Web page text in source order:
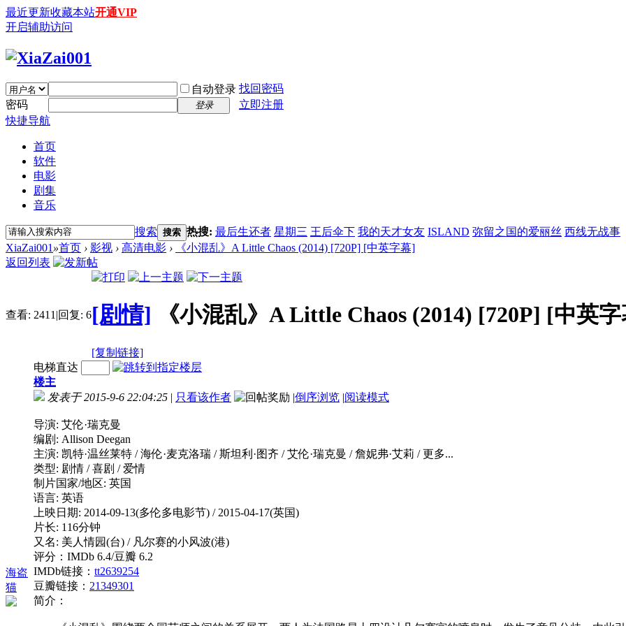
最近更新收藏本站开通VIP
开启辅助访问
自动登录 找回密码
密码
登录
立即注册
快捷导航
首页
软件
电影
剧集
音乐
搜索 搜索 热搜: 最后生还者 星期三 王后伞下 我的天才女友 ISLAND 弥留之国的爱丽丝 西线无战事
XiaZai001 »首页 › 影视 › 高清电影 ›
《小混乱》A Little Chaos (2014) [720P] [中英字幕]
返回列表
查看: 2411 |回复: 6[剧情] 《小混乱》A Little Chaos (2014) [720P] [中英
[复制链接]
海盗
猫
电梯直达
楼主
发表于 2015-9-6 22:04:25 | 只看该作者 |倒序浏览 |阅读模式
导演: 艾伦·瑞克曼
编剧: Allison Deegan
主演: 凯特·温丝莱特 / 海伦·麦克洛瑞 / 斯坦利·图齐 / 艾伦·瑞克曼 / 詹妮弗·艾莉 / 更多...
类型: 剧情 / 喜剧 / 爱情
制片国家/地区: 英国
语言: 英语
上映日期: 2014-09-13(多伦多电影节) / 2015-04-17(英国)
片长: 116分钟
又名: 美人情园(台) / 凡尔赛的小风波(港)
评分：IMDb 6.4/豆瓣 6.2
IMDb链接： tt2639254
豆瓣链接： 21349301
简介：